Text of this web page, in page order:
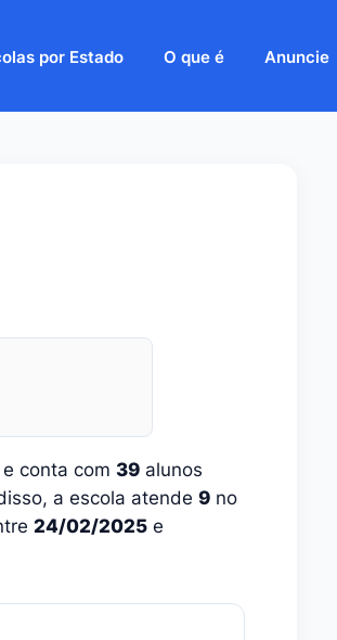
por Estado O que é Anuncie
conta com 39 alunos
a escola atende 9 no
24/02/2025 e